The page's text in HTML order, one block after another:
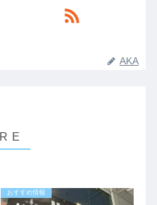
AKA
おすすめ情報